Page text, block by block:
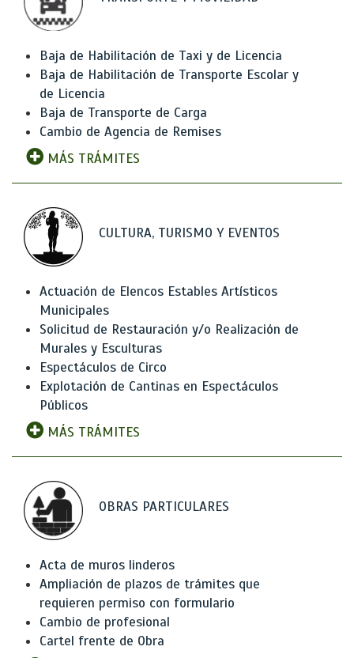
Baja de Habilitación de Taxi y de Licencia
Baja de Habilitación de Transporte Escolar y
de Licencia
Baja de Transporte de Carga
Cambio de Agencia de Remises
MÁS TRÁMITES
CULTURA, TURISMO Y EVENTOS
Actuación de Elencos Estables Artísticos
Municipales
Solicitud de Restauración y/o Realización de
Murales y Esculturas
Espectáculos de Circo
Explotación de Cantinas en Espectáculos
Públicos
MÁS TRÁMITES
OBRAS PARTICULARES
Acta de muros linderos
Ampliación de plazos de trámites que
requieren permiso con formulario
Cambio de profesional
Cartel frente de Obra